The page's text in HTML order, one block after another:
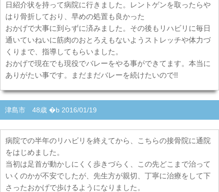
日紹介状を持って病院に行きました。レントゲンを取ったらや
はり骨折しており、早めの処置も良かった
おかげで大事に到らずに済みました。その後もリハビリに毎日
通いていねいに筋肉のおとろえもないようストレッチや体力づ
くりまで、指導してもらいました。
おかげで現在でも現役でバレーをやる事ができてます。本当に
ありがたい事です。まだまだバレーを続けたいので!!
津島市 48歳 �b 2016/01/19
病院での半年のリハビリを終えてから、こちらの接骨院に通院
をはじめました。
当初は足首が動かしにくく歩きづらく、この先どこまで治って
いくのかが不安でしたが、先生方が親切、丁寧に治療をして下
さったおかげで歩けるようになりました。